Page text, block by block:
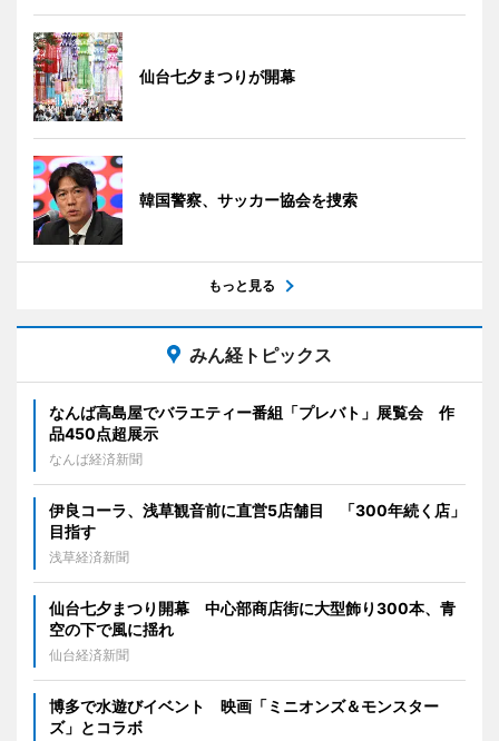
仙台七夕まつりが開幕
韓国警察、サッカー協会を捜索
もっと見る
みん経トピックス
なんば高島屋でバラエティー番組「プレバト」展覧会 作
品450点超展示
なんば経済新聞
伊良コーラ、浅草観音前に直営5店舗目 「300年続く店」
目指す
浅草経済新聞
仙台七夕まつり開幕 中心部商店街に大型飾り300本、青
空の下で風に揺れ
仙台経済新聞
博多で水遊びイベント 映画「ミニオンズ＆モンスター
ズ」とコラボ